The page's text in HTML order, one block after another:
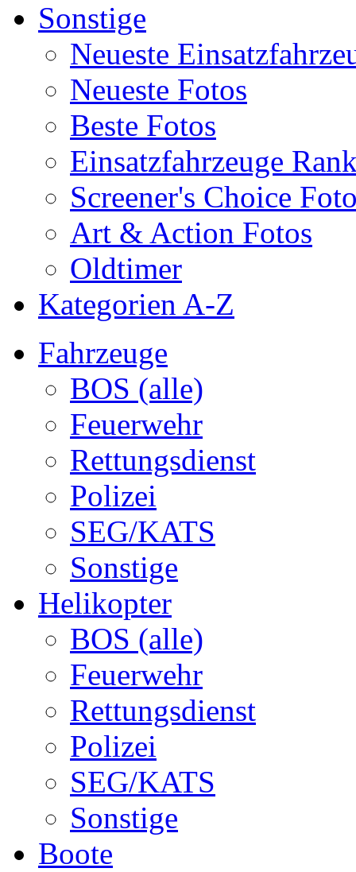
Sonstige
Neueste
Neueste Fotos
Beste Fotos
Einsatzfahrzeuge
Screener's Choice
Art & Action Fotos
Oldtimer
Kategorien A-Z
Fahrzeuge
BOS (alle)
Feuerwehr
Rettungsdienst
Polizei
SEG/KATS
Sonstige
Helikopter
BOS (alle)
Feuerwehr
Rettungsdienst
Polizei
SEG/KATS
Sonstige
Boote